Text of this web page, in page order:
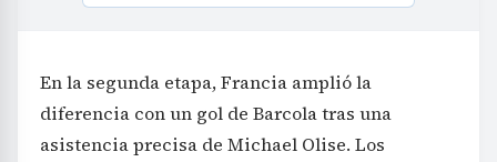
En la segunda etapa, Francia amplió la
diferencia con un gol de Barcola tras una
asistencia precisa de Michael Olise. Los